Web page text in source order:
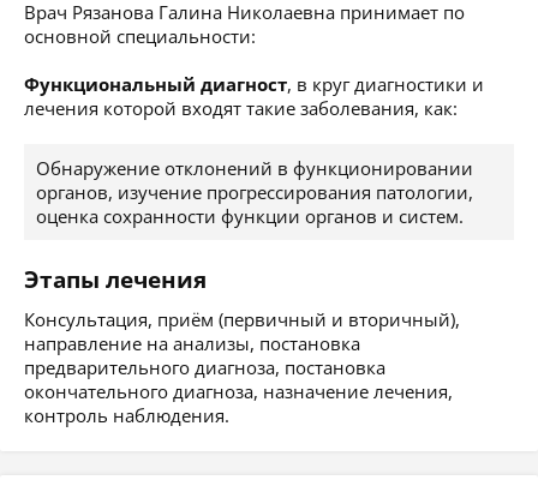
Врач Рязанова Галина Николаевна принимает по
основной специальности:
Функциональный диагност, в круг диагностики и
лечения которой входят такие заболевания, как:
Обнаружение отклонений в функционировании
органов, изучение прогрессирования патологии,
оценка сохранности функции органов и систем.
Этапы лечения
Консультация, приём (первичный и вторичный),
направление на анализы, постановка
предварительного диагноза, постановка
окончательного диагноза, назначение лечения,
контроль наблюдения.